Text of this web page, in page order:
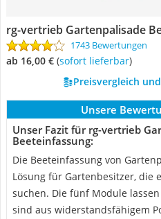
rg-vertrieb Gartenpalisade
1743 Bewertungen
ab 16,00 € ( Sofort lieferbar)
Preisvergleich
Unsere
Unser Fazit für rg-vertrieb
Beeteinfassung:
Die Beeteinfassung von
Lösung für Gartenbesitzer, die
suchen. Die fünf Module
sind aus widerstandsfähigem